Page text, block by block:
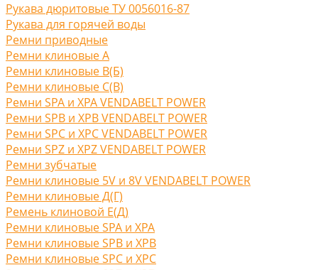
Рукава дюритовые ТУ 0056016-87
Рукава для горячей воды
Ремни приводные
Ремни клиновые A
Ремни клиновые В(Б)
Ремни клиновые С(B)
Ремни SPA и XPA VENDABELT POWER
Ремни SPB и XPB VENDABELT POWER
Ремни SPC и XPC VENDABELT POWER
Ремни SPZ и XPZ VENDABELT POWER
Ремни зубчатые
Ремни клиновые 5V и 8V VENDABELT POWER
Ремни клиновые Д(Г)
Ремень клиновой Е(Д)
Ремни клиновые SPA и XPA
Ремни клиновые SPB и XPB
Ремни клиновые SPC и XPC